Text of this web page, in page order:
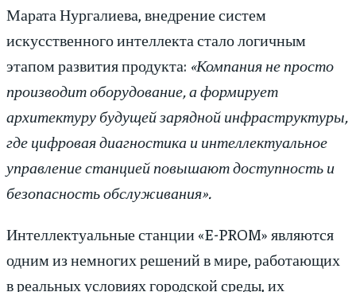
Марата Нургалиева, внедрение систем
искусственного интеллекта стало логичным
этапом развития продукта: «Компания не просто
производит оборудование, а формирует
архитектуру будущей зарядной инфраструктуры,
где цифровая диагностика и интеллектуальное
управление станцией повышают доступность и
безопасность обслуживания».
Интеллектуальные станции «E-PROM» являются
одним из немногих решений в мире, работающих
в реальных условиях городской среды, их